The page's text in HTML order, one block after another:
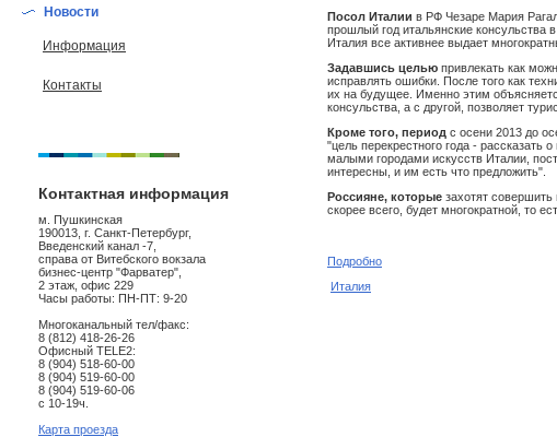
Новости
Информация
Контакты
Контактная информация
м. Пушкинская
190013, г. Санкт-Петербург,
Введенский канал -7,
справа от Витебского вокзала
бизнес-центр "Фарватер",
2 этаж, офис 229
Часы работы: ПН-ПТ: 9-20
Многоканальный тел/факс:
8 (812) 418-26-26
Офисный TELE2:
8 (904) 518-60-00
8 (904) 519-60-00
8 (904) 519-60-06
с 10-19ч.
Карта проезда
Посол Италии в РФ Чезаре Мария
прошлый год итальянские консульства
Италия все активнее выдает
Задавшись целью привлекать как
исправлять ошибки. После того как
их на будущее. Именно этим
консульства, а с другой, позволяет
Кроме того, период с осени 2013 до
"цель перекрестного года -
малыми городами искусств Италии,
интересны, и им есть что предложить".
Россияне, которые захотят
скорее всего, будет многократной, то
Подробно
Италия